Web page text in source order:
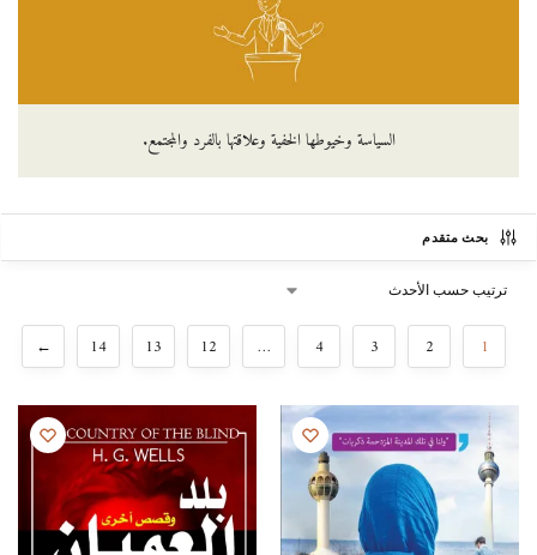
السياسة وخيوطها الخفية وعلاقتها بالفرد والمجتمع.
بحث متقدم
1
2
3
4
…
12
13
14
←